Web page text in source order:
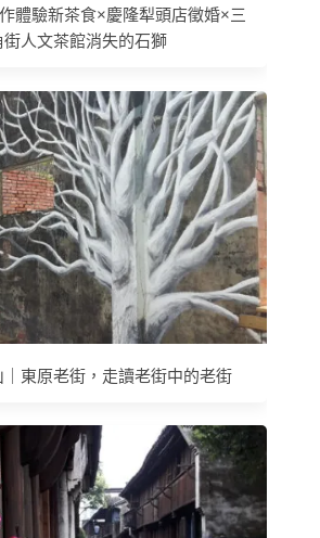
體驗新茶食×慶隆犁頭店徵婚×三
街人文茶館消失的石獅
｜東原老街，走讀老街中的老街